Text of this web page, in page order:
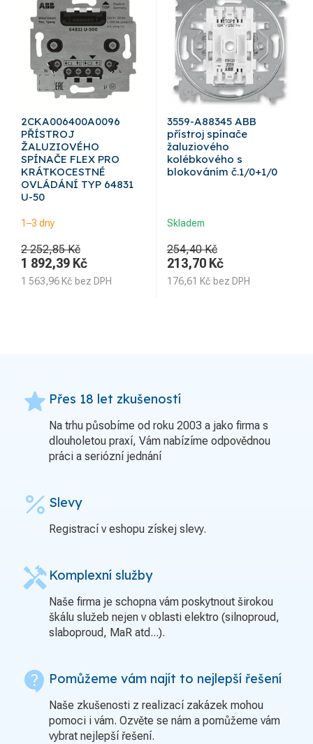
2CKA006400A0096
PŘÍSTROJ
ŽALUZIOVÉHO
SPÍNAČE FLEX PRO
KRÁTKOCESTNÉ
OVLÁDÁNÍ TYP 64831
U-50
1–3 dny
2 252,85 Kč
1 892,39 Kč
1 563,96 Kč bez DPH
3559-A88345 ABB
přístroj spínače
žaluziového
kolébkového s
blokováním č.1/0+1/0
Skladem
254,40 Kč
213,70 Kč
176,61 Kč bez DPH
grade Přes 18 let zkušeností
Na trhu působíme od roku 2003 a jako firma s
dlouholetou praxí, Vám nabízíme odpovědnou
práci a seriózní jednání
percent Slevy
Registrací v eshopu získej slevy.
handyman Komplexní služby
Naše firma je schopna vám poskytnout širokou
škálu služeb nejen v oblasti elektro (silnoproud,
slaboproud, MaR atd...).
contact_support Pomůžeme vám najít to nejlepší řešení
Naše zkušenosti z realizací zakázek mohou
pomoci i vám. Ozvěte se nám a pomůžeme vám
vybrat nejlepší řešení.